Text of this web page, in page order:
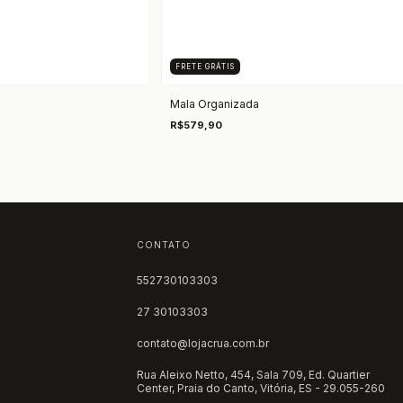
FRETE GRÁTIS
Mala Organizada
R$579,90
CONTATO
552730103303
27 30103303
contato@lojacrua.com.br
Rua Aleixo Netto, 454, Sala 709, Ed. Quartier
Center, Praia do Canto, Vitória, ES - 29.055-260